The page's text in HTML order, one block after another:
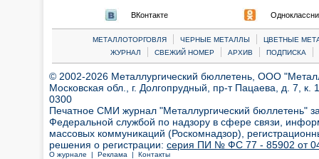
ВКонтакте
МЕТАЛЛОТОРГОВЛЯ | ЧЕРНЫЕ МЕТАЛЛЫ |
ЦВЕТНЫЕ
ЖУРНАЛ
| СВЕЖИЙ НОМЕР | АРХИВ | ПОДПИСКА |
© 2002-2026 Металлургический бюллетень, ООО
Московская обл., г. Долгопрудный, пр-т Пацаева, д. 7,
0300
Печатное СМИ журнал "Металлургический бюллетень"
Федеральной службой по надзору в сфере связи,
массовых коммуникаций (Роскомнадзор),
решения о регистрации: серия ПИ № ФС 77 - 85902 от 04
О журнале | Реклама | Контакты